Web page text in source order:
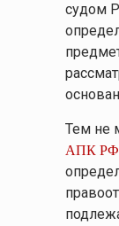
судом
Тем не
АПК РФ